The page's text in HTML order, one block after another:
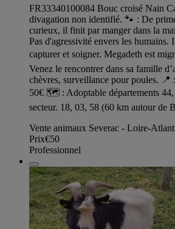
FR33340100084 Bouc croisé Nain
divagation non identifié. 🐾 : De
curieux, il finit par manger dans la
Pas d'agressivité envers les humains.
capturer et soigner. Megadeth est
Venez le rencontrer dans sa famille
chèvres, surveillance pour poules. 📍
50€ 🗺️ : Adoptable départements 44,
secteur. 18, 03, 58 (60 km autour de
Vente animaux Severac - Loire-
Prix€50
Professionnel